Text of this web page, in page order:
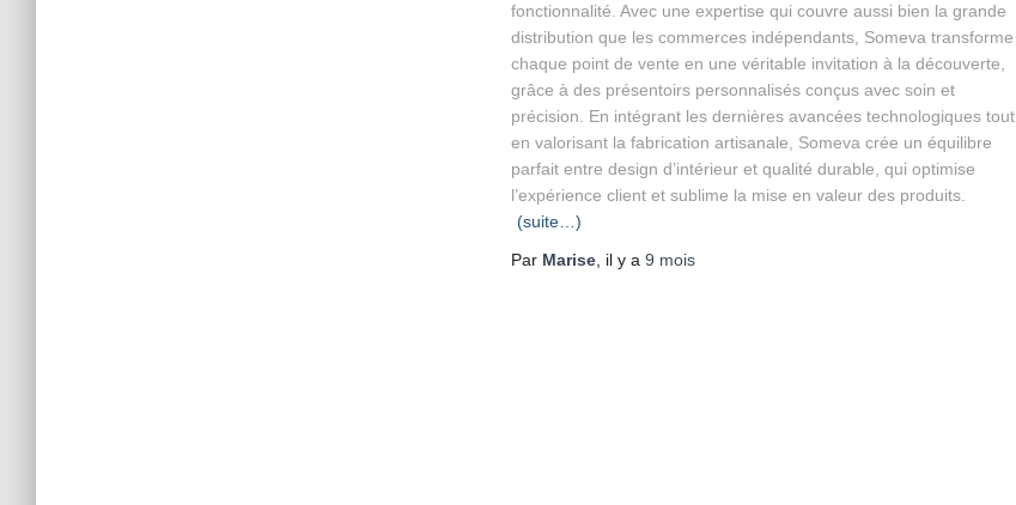
fonctionnalité. Avec une expertise qui couvre aussi bien la grande
distribution que les commerces indépendants, Someva transforme
chaque point de vente en une véritable invitation à la découverte,
grâce à des présentoirs personnalisés conçus avec soin et
précision. En intégrant les dernières avancées technologiques tout
en valorisant la fabrication artisanale, Someva crée un équilibre
parfait entre design d’intérieur et qualité durable, qui optimise
l’expérience client et sublime la mise en valeur des produits.
(suite…)
Par Marise , il y a 9 mois